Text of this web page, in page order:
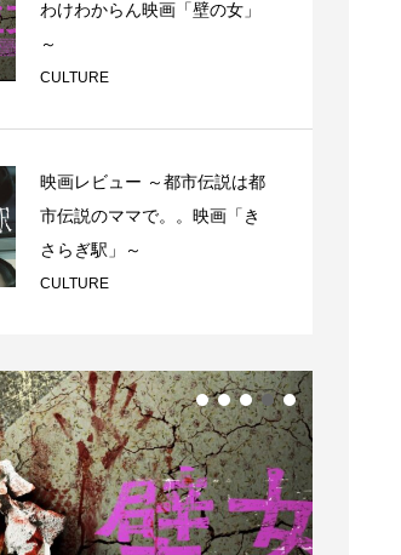
わけわからん映画「壁の女」
～
CULTURE
映画レビュー ～都市伝説は都
市伝説のママで。。映画「き
さらぎ駅」～
CULTURE